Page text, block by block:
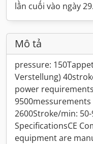
lần cuối vào ngày
Mô tả
pressure:
Verstellung)
power
9500messurements
2600Stroke/min:
SpecificationsCE
equipment are